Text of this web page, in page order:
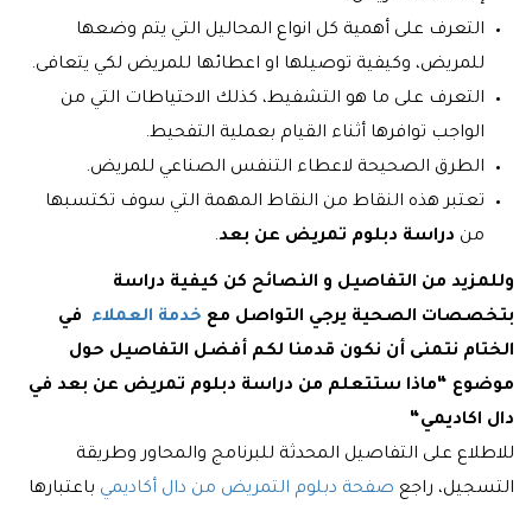
التعرف على أهمية كل انواع المحاليل التي يتم وضعها
للمريض، وكيفية توصيلها او اعطائها للمريض لكي يتعافى.
التعرف على ما هو التشفيط، كذلك الاحتياطات التي من
الواجب توافرها أثناء القيام بعملية التفحيط.
الطرق الصحيحة لاعطاء التنفس الصناعي للمريض.
تعتبر هذه النقاط من النقاط المهمة التي سوف تكتسبها
من دراسة دبلوم تمريض عن بعد.
وللمزيد من التفاصيل و النصائح كن كيفية دراسة
بتخصصات الصحية يرجي التواصل مع خدمة العملاء
في
الختام نتمنى أن نكون قدمنا لكم أفضل التفاصيل حول
موضوع “ماذا ستتعلم من دراسة دبلوم تمريض عن بعد في
دال اكاديمي“
للاطلاع على التفاصيل المحدثة للبرنامج والمحاور وطريقة
التسجيل، راجع صفحة دبلوم التمريض من دال أكاديمي باعتبارها